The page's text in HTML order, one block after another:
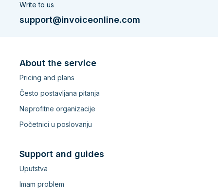
Write to us
support@invoiceonline.com
About the service
Pricing and plans
Često postavljana pitanja
Neprofitne organizacije
Početnici u poslovanju
Support and guides
Uputstva
Imam problem